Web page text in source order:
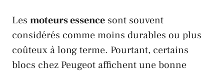
Les moteurs essence sont souvent
considérés comme moins durables ou plus
coûteux à long terme. Pourtant, certains
blocs chez Peugeot affichent une bonne